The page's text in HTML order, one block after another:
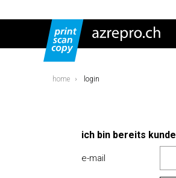
home login
ich bin bereits kunde
e-mail